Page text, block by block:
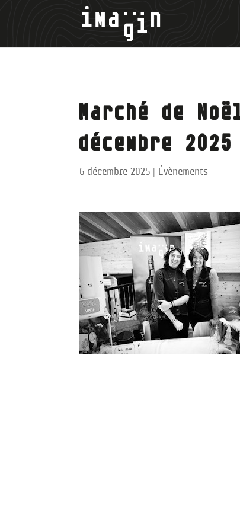
Marché de
décembre
6 décembre 2025 | Évènements